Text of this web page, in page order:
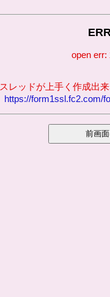
open err:
スレッドが上手く作成出
https://form1ssl.fc2.com/